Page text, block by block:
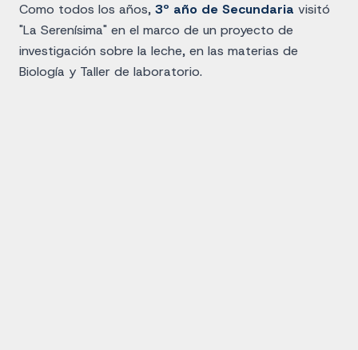
Como todos los años, 3º año de Secundaria visitó
"La Serenísima" en el marco de un proyecto de
investigación sobre la leche, en las materias de
Biología y Taller de laboratorio.